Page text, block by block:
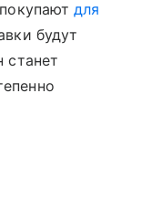
для
будут
станет